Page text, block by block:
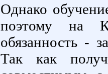
Однако
поэтому на
обязанность -
Так как